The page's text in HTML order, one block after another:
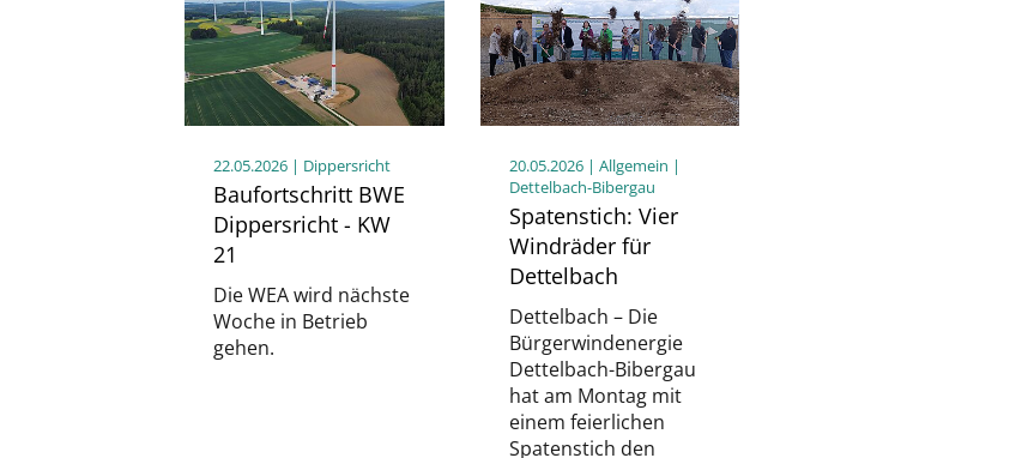
22.05.2026 | Dippersricht
Baufortschritt BWE
Dippersricht - KW
21
Die WEA wird nächste
Woche in Betrieb
gehen.
20.05.2026 | Allgemein |
Dettelbach-Bibergau
Spatenstich: Vier
Windräder für
Dettelbach
Dettelbach – Die
Bürgerwindenergie
Dettelbach-Bibergau
hat am Montag mit
einem feierlichen
Spatenstich den